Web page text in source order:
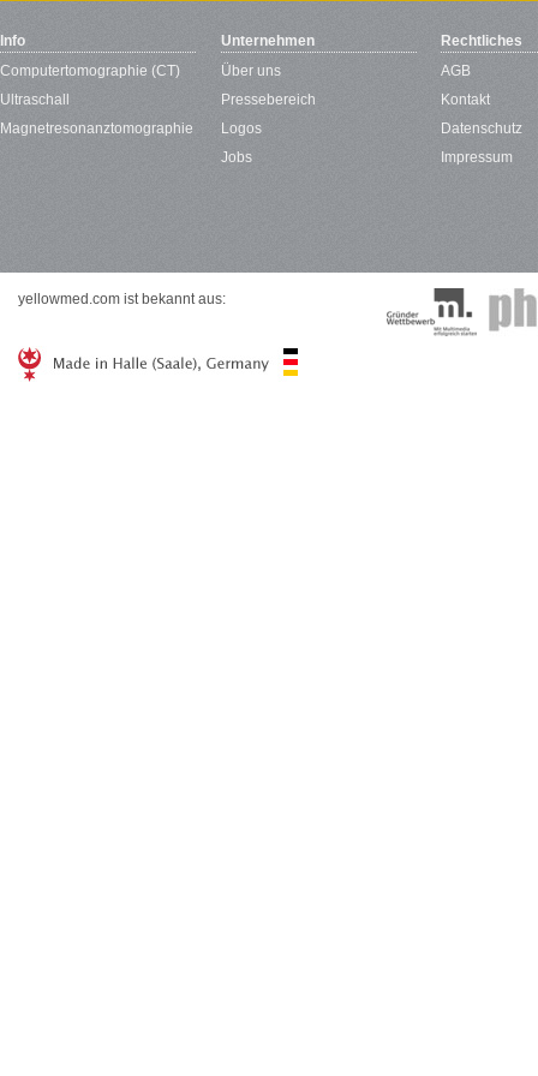
Info
Computertomographie (CT)
Ultraschall
Magnetresonanztomographie
Unternehmen
Über uns
Pressebereich
Logos
Jobs
Rechtliches
AGB
Kontakt
Datenschutz
Impressum
yellowmed.com ist bekannt aus: